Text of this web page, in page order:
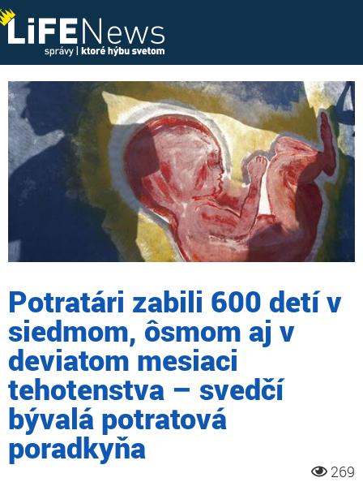
Potratári zabili 600 detí v
siedmom, ôsmom aj v
deviatom mesiaci
tehotenstva – svedčí
bývalá potratová
poradkyňa
269